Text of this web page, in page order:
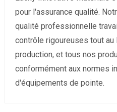
pour l'assurance qualité.
qualité professionnelle
contrôle rigoureuses tout
production, et tous nos
conformément aux normes
d'équipements de pointe.